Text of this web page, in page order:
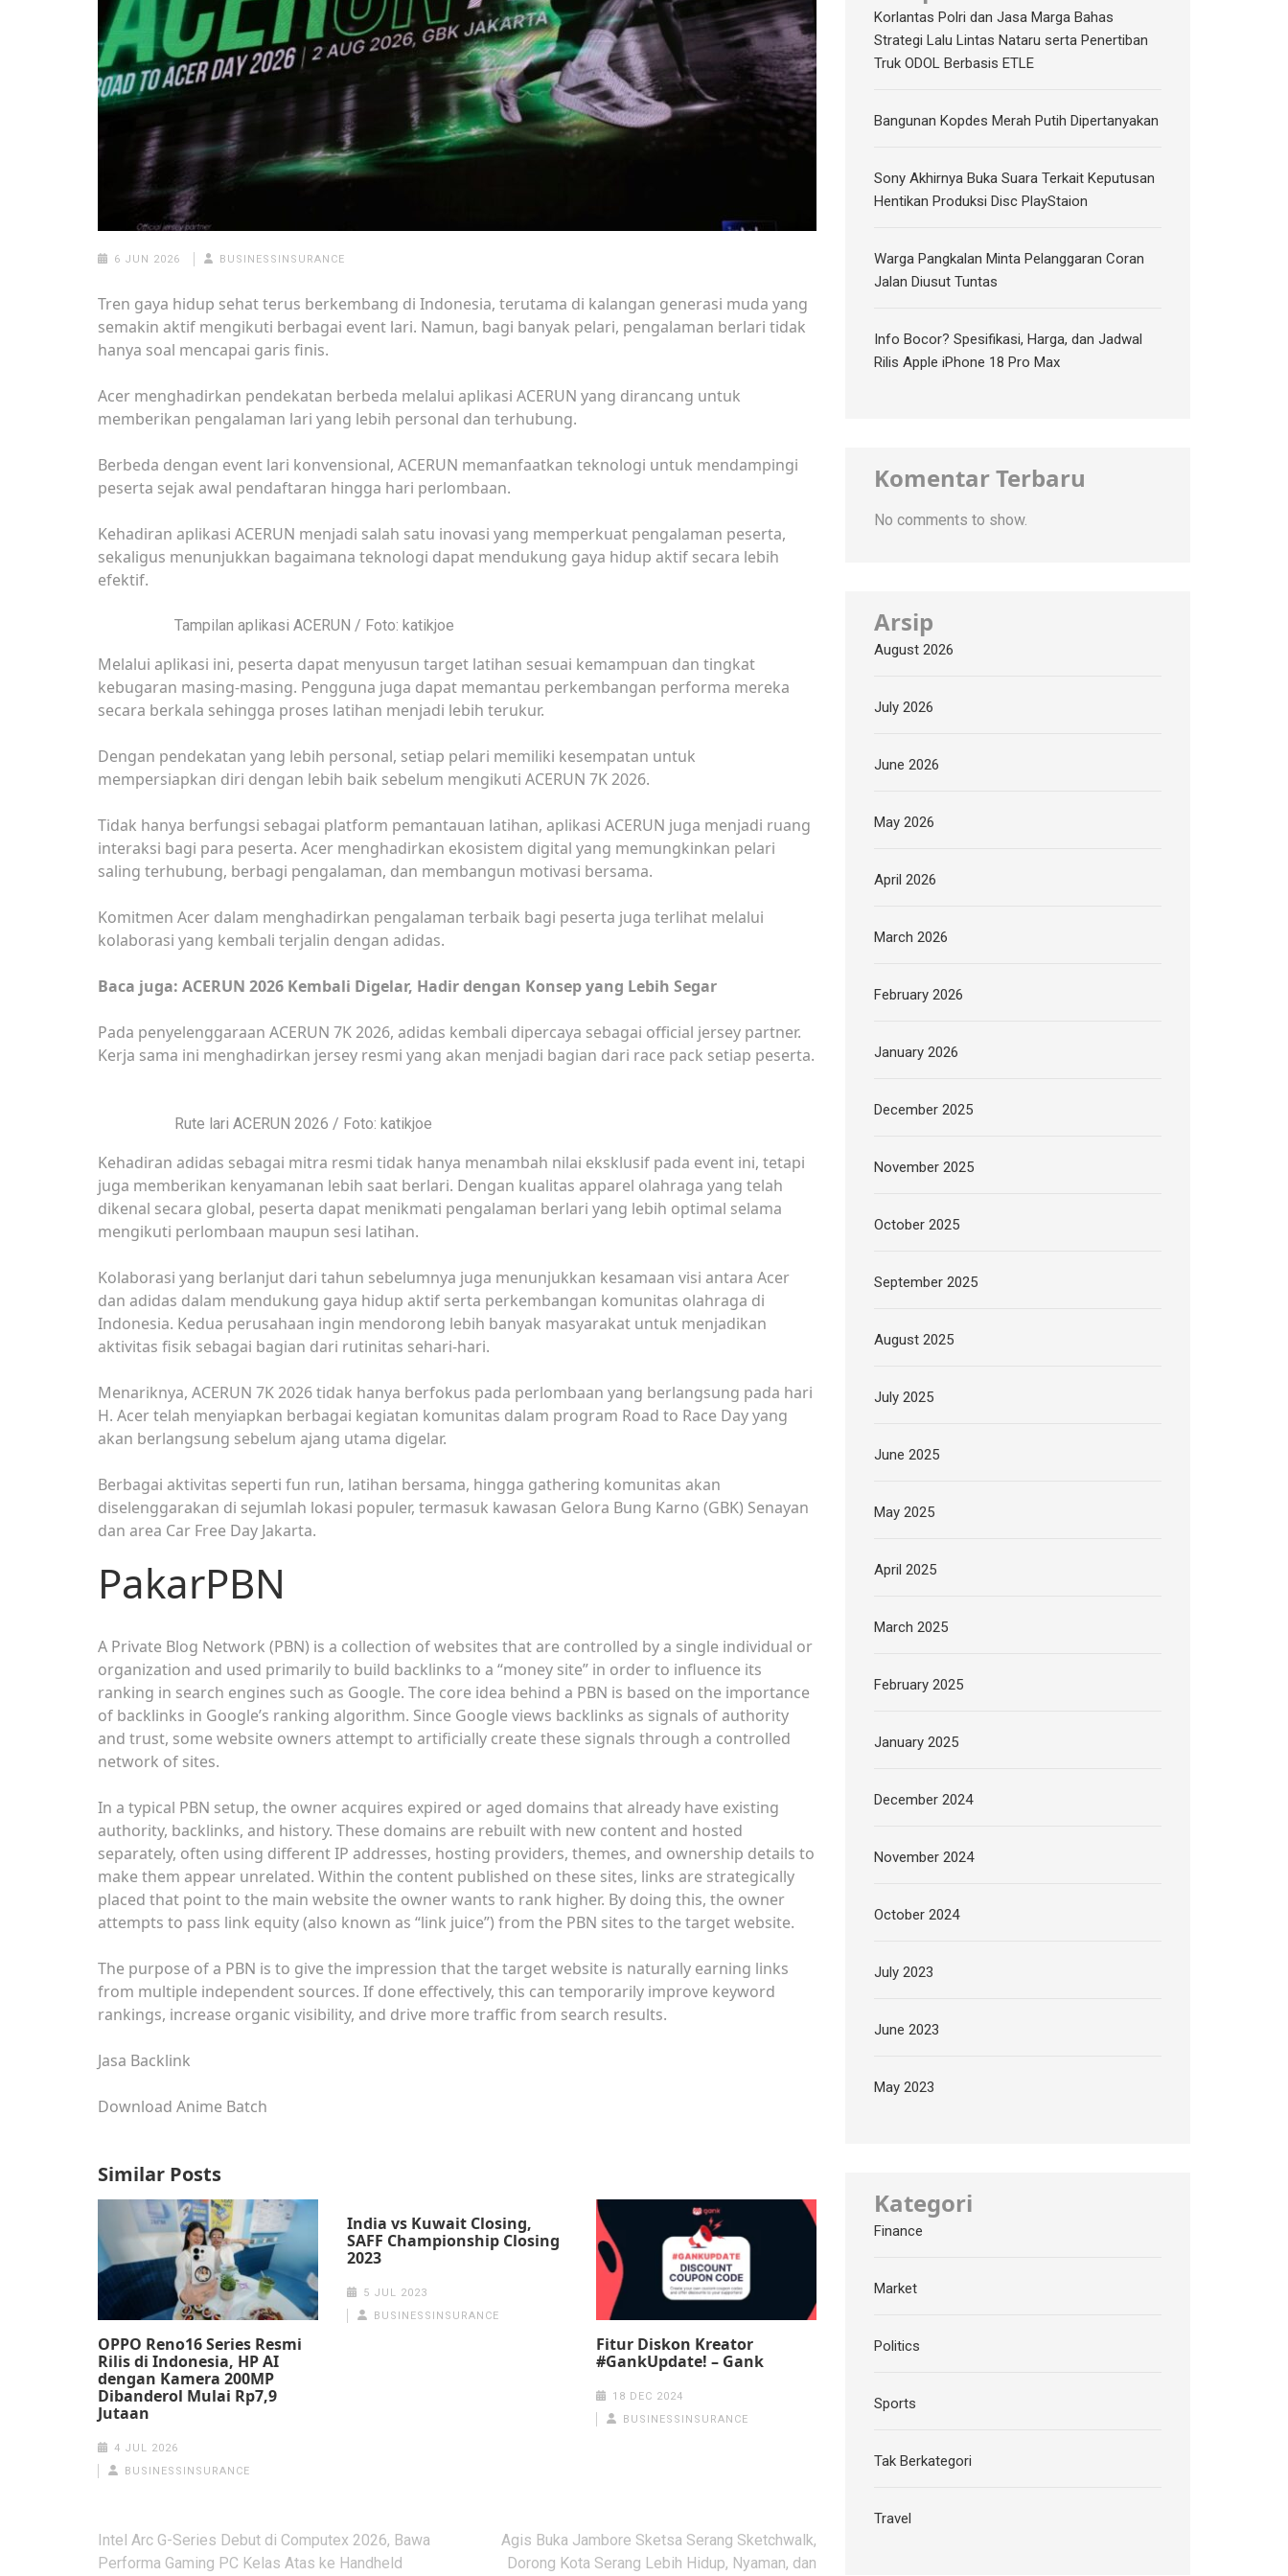
6 JUN 2026 BUSINESSINSURANCE
Tren gaya hidup sehat terus berkembang di Indonesia, terutama di kalangan generasi muda yang
semakin aktif mengikuti berbagai event lari. Namun, bagi banyak pelari, pengalaman berlari tidak
hanya soal mencapai garis finis.
Acer menghadirkan pendekatan berbeda melalui aplikasi ACERUN yang dirancang untuk
memberikan pengalaman lari yang lebih personal dan terhubung.
Berbeda dengan event lari konvensional, ACERUN memanfaatkan teknologi untuk mendampingi
peserta sejak awal pendaftaran hingga hari perlombaan.
Kehadiran aplikasi ACERUN menjadi salah satu inovasi yang memperkuat pengalaman peserta,
sekaligus menunjukkan bagaimana teknologi dapat mendukung gaya hidup aktif secara lebih
efektif.
Tampilan aplikasi ACERUN / Foto: katikjoe
Melalui aplikasi ini, peserta dapat menyusun target latihan sesuai kemampuan dan tingkat
kebugaran masing-masing. Pengguna juga dapat memantau perkembangan performa mereka
secara berkala sehingga proses latihan menjadi lebih terukur.
Dengan pendekatan yang lebih personal, setiap pelari memiliki kesempatan untuk
mempersiapkan diri dengan lebih baik sebelum mengikuti ACERUN 7K 2026.
Tidak hanya berfungsi sebagai platform pemantauan latihan, aplikasi ACERUN juga menjadi ruang
interaksi bagi para peserta. Acer menghadirkan ekosistem digital yang memungkinkan pelari
saling terhubung, berbagi pengalaman, dan membangun motivasi bersama.
Komitmen Acer dalam menghadirkan pengalaman terbaik bagi peserta juga terlihat melalui
kolaborasi yang kembali terjalin dengan adidas.
Baca juga: ACERUN 2026 Kembali Digelar, Hadir dengan Konsep yang Lebih Segar
Pada penyelenggaraan ACERUN 7K 2026, adidas kembali dipercaya sebagai official jersey partner.
Kerja sama ini menghadirkan jersey resmi yang akan menjadi bagian dari race pack setiap peserta.
Rute lari ACERUN 2026 / Foto: katikjoe
Kehadiran adidas sebagai mitra resmi tidak hanya menambah nilai eksklusif pada event ini, tetapi
juga memberikan kenyamanan lebih saat berlari. Dengan kualitas apparel olahraga yang telah
dikenal secara global, peserta dapat menikmati pengalaman berlari yang lebih optimal selama
mengikuti perlombaan maupun sesi latihan.
Kolaborasi yang berlanjut dari tahun sebelumnya juga menunjukkan kesamaan visi antara Acer
dan adidas dalam mendukung gaya hidup aktif serta perkembangan komunitas olahraga di
Indonesia. Kedua perusahaan ingin mendorong lebih banyak masyarakat untuk menjadikan
aktivitas fisik sebagai bagian dari rutinitas sehari-hari.
Menariknya, ACERUN 7K 2026 tidak hanya berfokus pada perlombaan yang berlangsung pada hari
H. Acer telah menyiapkan berbagai kegiatan komunitas dalam program Road to Race Day yang
akan berlangsung sebelum ajang utama digelar.
Berbagai aktivitas seperti fun run, latihan bersama, hingga gathering komunitas akan
diselenggarakan di sejumlah lokasi populer, termasuk kawasan Gelora Bung Karno (GBK) Senayan
dan area Car Free Day Jakarta.
PakarPBN
A Private Blog Network (PBN) is a collection of websites that are controlled by a single individual or
organization and used primarily to build backlinks to a “money site” in order to influence its
ranking in search engines such as Google. The core idea behind a PBN is based on the importance
of backlinks in Google’s ranking algorithm. Since Google views backlinks as signals of authority
and trust, some website owners attempt to artificially create these signals through a controlled
network of sites.
In a typical PBN setup, the owner acquires expired or aged domains that already have existing
authority, backlinks, and history. These domains are rebuilt with new content and hosted
separately, often using different IP addresses, hosting providers, themes, and ownership details to
make them appear unrelated. Within the content published on these sites, links are strategically
placed that point to the main website the owner wants to rank higher. By doing this, the owner
attempts to pass link equity (also known as “link juice”) from the PBN sites to the target website.
The purpose of a PBN is to give the impression that the target website is naturally earning links
from multiple independent sources. If done effectively, this can temporarily improve keyword
rankings, increase organic visibility, and drive more traffic from search results.
Jasa Backlink
Download Anime Batch
Similar Posts
OPPO Reno16 Series Resmi
Rilis di Indonesia, HP AI
dengan Kamera 200MP
Dibanderol Mulai Rp7,9
Jutaan
4 JUL 2026
BUSINESSINSURANCE
India vs Kuwait Closing,
SAFF Championship Closing
2023
5 JUL 2023
BUSINESSINSURANCE
Fitur Diskon Kreator
#GankUpdate! – Gank
18 DEC 2024
BUSINESSINSURANCE
Post
navigation
Intel Arc G-Series Debut di Computex 2026, Bawa
Performa Gaming PC Kelas Atas ke Handheld
Agis Buka Jambore Sketsa Serang Sketchwalk,
Dorong Kota Serang Lebih Hidup, Nyaman, dan
Korlantas Polri dan Jasa Marga Bahas
Strategi Lalu Lintas Nataru serta Penertiban
Truk ODOL Berbasis ETLE
Bangunan Kopdes Merah Putih Dipertanyakan
Sony Akhirnya Buka Suara Terkait Keputusan
Hentikan Produksi Disc PlayStaion
Warga Pangkalan Minta Pelanggaran Coran
Jalan Diusut Tuntas
Info Bocor? Spesifikasi, Harga, dan Jadwal
Rilis Apple iPhone 18 Pro Max
Komentar Terbaru
No comments to show.
Arsip
August 2026
July 2026
June 2026
May 2026
April 2026
March 2026
February 2026
January 2026
December 2025
November 2025
October 2025
September 2025
August 2025
July 2025
June 2025
May 2025
April 2025
March 2025
February 2025
January 2025
December 2024
November 2024
October 2024
July 2023
June 2023
May 2023
Kategori
Finance
Market
Politics
Sports
Tak Berkategori
Travel